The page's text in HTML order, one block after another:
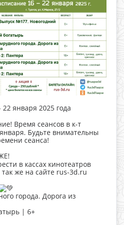
января 2025 года
Время сеансов в к-т
Будьте внимательны
сеанса!
в кассах кинотеатров
же на сайте rus-3d.ru
города. Дорога из
| 6+